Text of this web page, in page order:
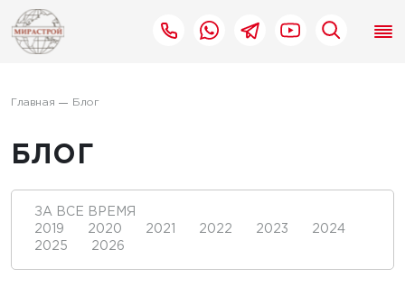
Главная Блог
БЛОГ
ЗА ВСЕ ВРЕМЯ
2019
2020 2021 2022 2023
2024
2025
2026